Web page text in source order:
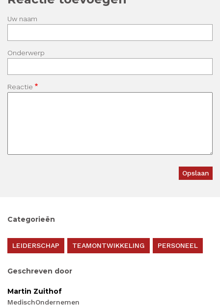
Uw naam
Onderwerp
Reactie
Categorieën
LEIDERSCHAP TEAMONTWIKKELING PERSONEEL
Geschreven door
Martin Zuithof
MedischOndernemen